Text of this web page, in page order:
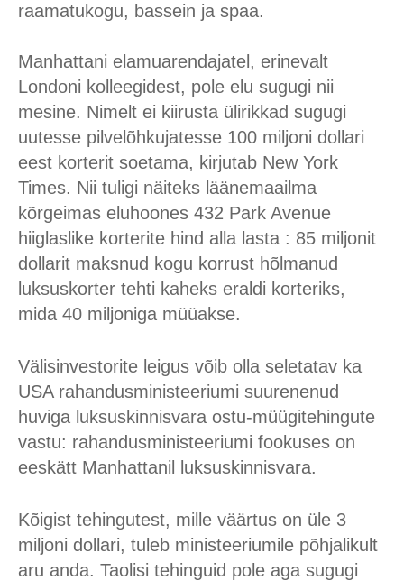
raamatukogu, bassein ja spaa.
Manhattani elamuarendajatel, erinevalt
Londoni kolleegidest, pole elu sugugi nii
mesine. Nimelt ei kiirusta ülirikkad sugugi
uutesse pilvelõhkujatesse 100 miljoni dollari
eest korterit soetama, kirjutab New York
Times. Nii tuligi näiteks läänemaailma
kõrgeimas eluhoones 432 Park Avenue
hiiglaslike korterite hind alla lasta : 85 miljonit
dollarit maksnud kogu korrust hõlmanud
luksuskorter tehti kaheks eraldi korteriks,
mida 40 miljoniga müüakse.
Välisinvestorite leigus võib olla seletatav ka
USA rahandusministeeriumi suurenenud
huviga luksuskinnisvara ostu-müügitehingute
vastu: rahandusministeeriumi fookuses on
eeskätt Manhattanil luksuskinnisvara.
Kõigist tehingutest, mille väärtus on üle 3
miljoni dollari, tuleb ministeeriumile põhjalikult
aru anda. Taolisi tehinguid pole aga sugugi